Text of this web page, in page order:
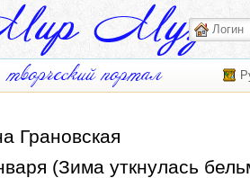
Грановская
(Зима уткнулась